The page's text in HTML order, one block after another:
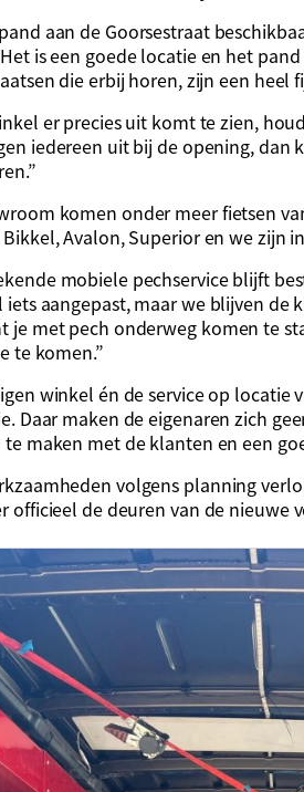
aan de Goorsestraat
is een goede locatie en het
die erbij horen, zijn een heel
er precies uit komt te zien,
iedereen uit bij de opening, dan
komen onder meer fietsen
Bikkel, Avalon, Superior en we zijn
mobiele pechservice blijft
aangepast, maar we blijven de
je met pech onderweg komen te
te komen.”
winkel én de service op locatie
Daar maken de eigenaren zich
te maken met de klanten en een
volgens planning
officieel de deuren van de nieuwe